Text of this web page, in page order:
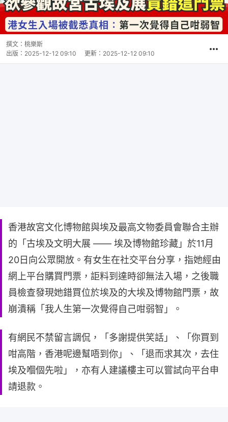
撰文： 桃樂斯
出版： 2025-12-12 09:10 更新： 2025-12-12 09:10
香港故宮文化博物館與埃及最高文物委員會聯合主辦
的「古埃及文明大展 —— 埃及博物館珍藏」於11月
20日向公眾開放。有女生在社交平台分享，指她經由
網上平台購買門票，詎料到達時卻無法入場，之後職
員檢查發現她錯買位於埃及的大埃及博物館門票，故
崩潰稱「我人生第一次覺得自己咁弱智」。
有網民不禁留言調侃，「多謝提供笑話」、「你買到
咁高階，香港呢邊幫唔到你」、「退而求其次，去住
埃及嗰個先啦」，亦有人建議樓主可以嘗試向平台申
請退款。